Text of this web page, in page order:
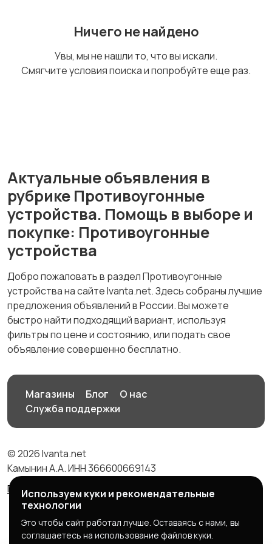
Ничего не найдено
Увы, мы не нашли то, что вы искали.
Смягчите условия поиска и попробуйте еще раз.
Актуальные объявления в
рубрике Противоугонные
устройства. Помощь в выборе и
покупке: Противоугонные
устройства
Добро пожаловать в раздел Противоугонные
устройства на сайте Ivanta.net. Здесь собраны лучшие
предложения объявлений в России. Вы можете
быстро найти подходящий вариант, используя
фильтры по цене и состоянию, или подать свое
объявление совершенно бесплатно.
Магазины Блог
О нас
Служба поддержки
© 2026 Ivanta.net
Камынин А.А. ИНН 366600669143
Правила сервиса
Политика конфиденциальности
Используем куки и рекомендательные
технологии
Это чтобы сайт работал лучше. Оставаясь с нами, вы
соглашаетесь на использование файлов куки.